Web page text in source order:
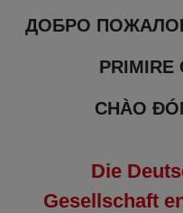
ДОБРО
PRIMIRE
CHÀO
Die
Gesellschaft